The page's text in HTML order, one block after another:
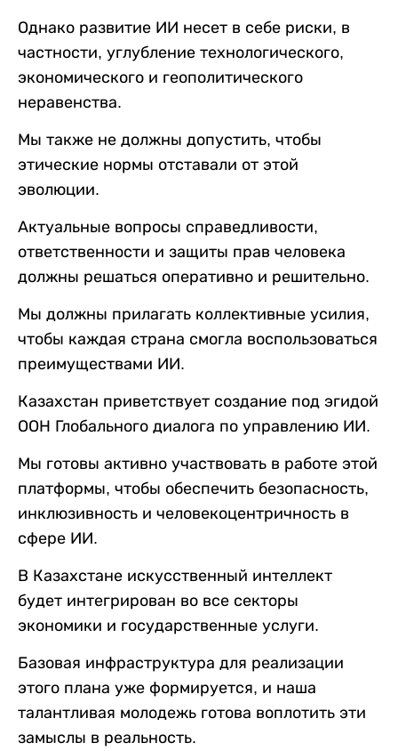
Однако развитие ИИ несет в себе риски, в
частности, углубление технологического,
экономического и геополитического
неравенства.
Мы также не должны допустить, чтобы
этические нормы отставали от этой
эволюции.
Актуальные вопросы справедливости,
ответственности и защиты прав человека
должны решаться оперативно и решительно.
Мы должны прилагать коллективные усилия,
чтобы каждая страна смогла воспользоваться
преимуществами ИИ.
Казахстан приветствует создание под эгидой
ООН Глобального диалога по управлению ИИ.
Мы готовы активно участвовать в работе этой
платформы, чтобы обеспечить безопасность,
инклюзивность и человекоцентричность в
сфере ИИ.
В Казахстане искусственный интеллект
будет интегрирован во все секторы
экономики и государственные услуги.
Базовая инфраструктура для реализации
этого плана уже формируется, и наша
талантливая молодежь готова воплотить эти
замыслы в реальность.